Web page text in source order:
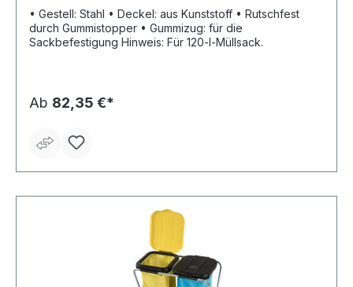
• Gestell: Stahl • Deckel: aus Kunststoff • Rutschfest
durch Gummistopper • Gummizug: für die
Sackbefestigung Hinweis: Für 120-l-Müllsack.
Ab 82,35 €*